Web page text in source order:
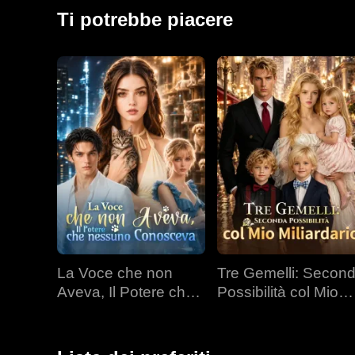
ormai gelato di Sylvia inizi a scongelarsi al suo
Ti potrebbe piacere
La Voce che non
Aveva, Il Potere che
Tre Gemelli:
Possibilità col Mio